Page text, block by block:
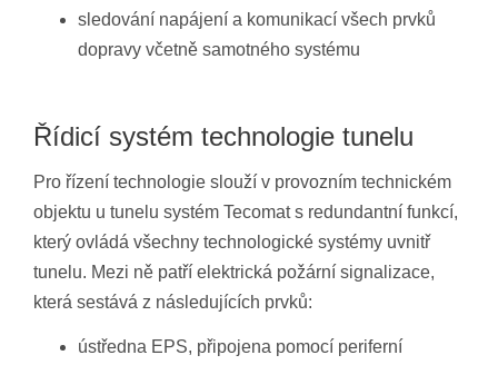
sledování napájení a komunikací všech prvků
dopravy včetně samotného systému
Řídicí systém technologie tunelu
Pro řízení technologie slouží v provozním technickém
objektu u tunelu systém Tecomat s redundantní funkcí,
který ovládá všechny technologické systémy uvnitř
tunelu. Mezi ně patří elektrická požární signalizace,
která sestává z následujících prvků:
ústředna EPS, připojena pomocí periferní